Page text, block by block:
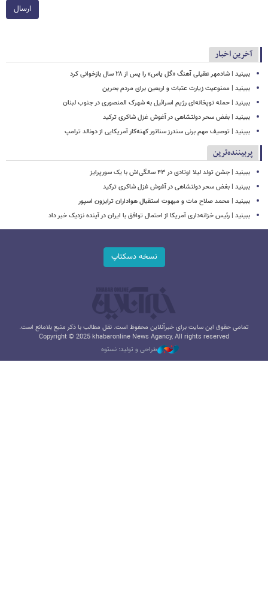
ارسال
آخرین اخبار
ببینید | شادمهر عقیلی آهنگ «گل یاس» را پس از ۲۸ سال بازخوانی کرد
ببینید | ممنوعیت زیارت عتبات و اربعین برای مردم بحرین
ببینید | حمله توپخانه‌ای رژیم اسرائیل به شهرک المنصوری در جنوب لبنان
ببینید | بغض سحر دولتشاهی در آغوش غزل شاکری ترکید
ببینید | توصیف مهم برنی سندرز سناتور کهنه‌کار آمریکایی از دونالد ترامپ
پربیننده‌ترین
ببینید | جشن تولد لیلا اوتادی در ۴۳ سالگی‌اش با یک سورپرایز
ببینید | بغض سحر دولتشاهی در آغوش غزل شاکری ترکید
ببینید | محمد صلاح مات و مبهوت استقبال هواداران ترابزون اسپور
ببینید | رئیس خزانه‌داری آمریکا از احتمال توافق با ایران در آینده نزدیک خبر داد
نسخه دسکتاپ
تمامی حقوق این سایت برای خبرآنلاین محفوظ است. نقل مطالب با ذکر منبع بلامانع است.
Copyright © 2025 khabaronline News Agancy, All rights reserved
طراحی و تولید: نستوه